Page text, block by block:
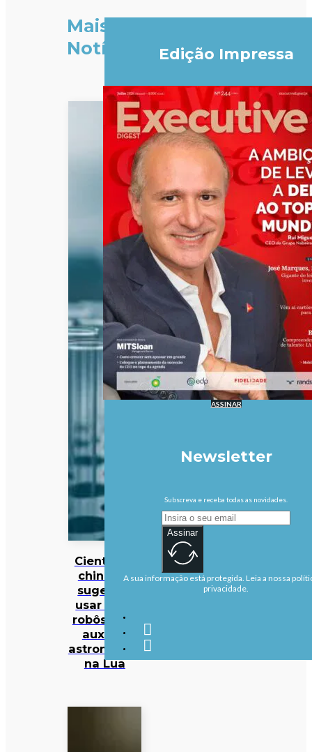
Mais
Notícias
Cientistas
chineses
sugerem
usar cães
robôs para
auxiliar
astronautas
na Lua
Edição Impressa
ASSINAR
Newsletter
Subscreva e receba todas as novidades.
Assinar
A sua informação está protegida. Leia a nossa
privacidade.